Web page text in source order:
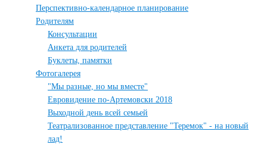
Перспективно-календарное планирование
Родителям
Консультации
Анкета для родителей
Буклеты, памятки
Фотогалерея
"Мы разные, но мы вместе"
Евровидение по-Артемовски 2018
Выходной день всей семьей
Театрализованное представление "Теремок" - на новый
лад!